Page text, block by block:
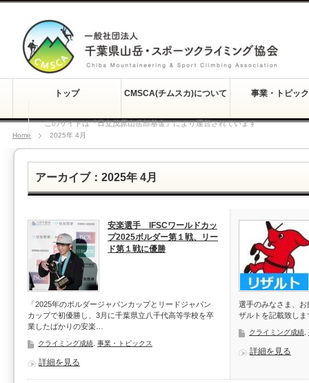
このサイトは『日立茂原山岳部基金』により運営されています
トップ CMSCA(チムスカ)について 事業・トピッ
Home 2025年 4月
アーカイブ：2025年 4月
安楽選手 IFSCワールドカッ
プ2025ボルダー第１戦、リー
ド第１戦に優勝
「2025年のボルダージャパンカップとリードジャパン
カップで初優勝し、3月に千葉県立八千代高等学校を卒
業したばかりの安楽…
クライミング成績 事業・トピックス
詳細を見る
選手のみなさま、
ザルトを記載致しま
クライミング成績
詳細を見る